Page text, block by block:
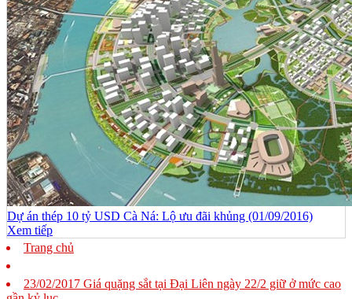
Dự án thép 10 tỷ USD Cà Ná: Lộ ưu đãi khủng (01/09/2016)
Xem tiếp
Trang chủ
23/02/2017 Giá quặng sắt tại Đại Liên ngày 22/2 giữ ở mức cao